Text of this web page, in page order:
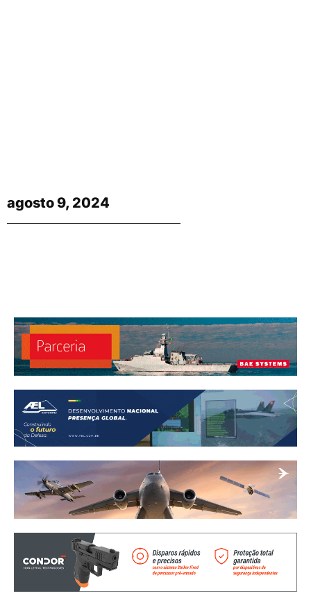
agosto 9, 2024